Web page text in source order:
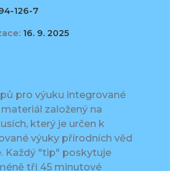
126-7
16. 9. 2025
pro výuku integrované
založený na
který je určen k
výuky přírodních věd
Každý "tip" poskytuje
tři 45 minutové